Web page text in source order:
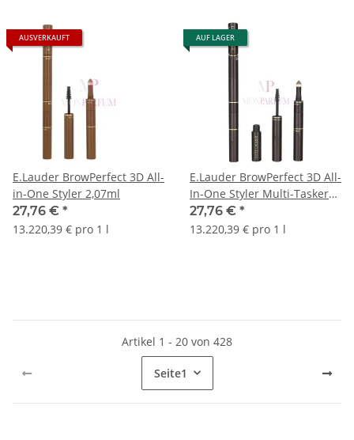
AUSVERKAUFT
E.Lauder BrowPerfect 3D All-
in-One Styler 2,07ml
27,76 € *
13.220,39 € pro 1 l
AUF LAGER
E.Lauder BrowPerfect 3D All-
In-One Styler Multi-Tasker
2,07g
27,76 € *
13.220,39 € pro 1 l
Artikel 1 - 20 von 428
Seite1